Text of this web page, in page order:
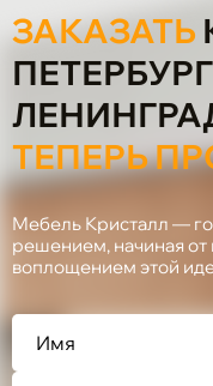
ЗАКАЗАТЬ
ТЕПЕРЬ
Мебель Кристалл —
решением, начиная от
воплощением этой